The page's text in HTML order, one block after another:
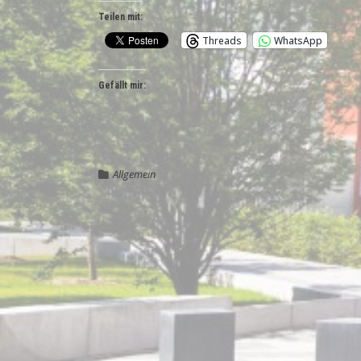
Teilen mit:
Threads WhatsApp
Gefällt mir:
Allgemein